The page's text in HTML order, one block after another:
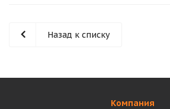
Назад к списку
Компания